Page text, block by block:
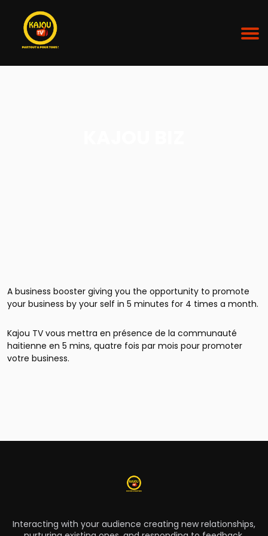
A business booster giving you the opportunity to promote
your business by your self in 5 minutes for 4 times a month.
Kajou TV vous mettra en présence de la communauté
haitienne en 5 mins, quatre fois par mois pour promoter
votre business.
Interacting with your audience creating new relationships,